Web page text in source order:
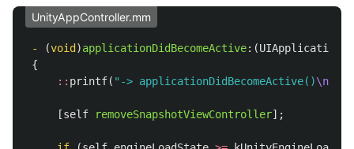
UnityAppController.mm
- (void )applicationDidBecomeActive:(UIApplication
{
:: printf( "-> applicationDidBecomeActive()\n
[self removeSnapshotViewController];